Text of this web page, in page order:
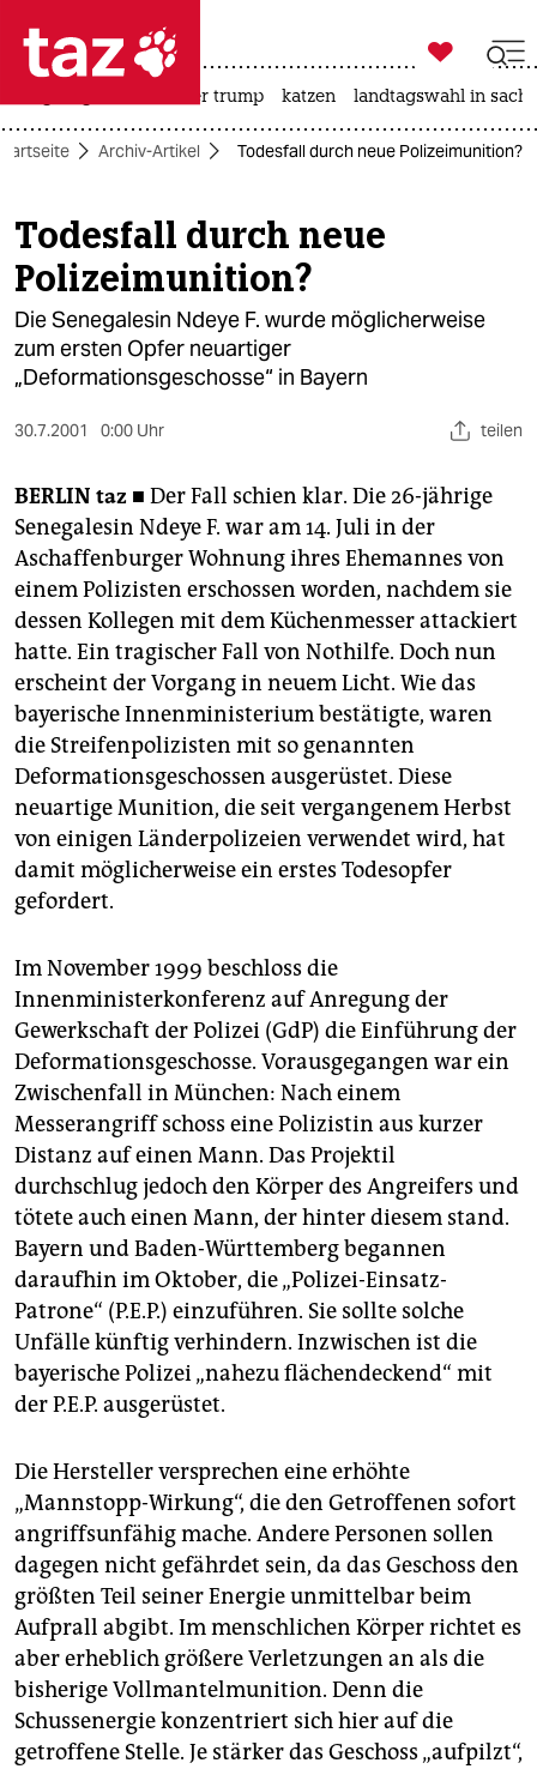
 taz zahl ich
taz zahl ich
themen
politik
öko
gesellschaft
kultur
sport
berlin
nord
wahrheit
verlag
verlag
veranstaltungen
shop
fragen & hilfe
abo
genossenschaft
epaper login

taz zahl ich
usa unter trump katzen landtagswahl in
Archiv-Artikel Todesfall durch neue Polizeimunition?
Todesfall durch neue
Polizeimunition?
Die Senegalesin Ndeye F. wurde möglicherweise
zum ersten Opfer neuartiger
„Deformationsgeschosse“ in Bayern
30.7.2001 0:00 Uhr teilen
BERLIN taz ■ Der Fall schien klar. Die 26-jährige
Senegalesin Ndeye F. war am 14. Juli in der
Aschaffenburger Wohnung ihres Ehemannes von
einem Polizisten erschossen worden, nachdem sie
dessen Kollegen mit dem Küchenmesser attackiert
hatte. Ein tragischer Fall von Nothilfe. Doch nun
erscheint der Vorgang in neuem Licht. Wie das
bayerische Innenministerium bestätigte, waren
die Streifenpolizisten mit so genannten
Deformationsgeschossen ausgerüstet. Diese
neuartige Munition, die seit vergangenem Herbst
von einigen Länderpolizeien verwendet wird, hat
damit möglicherweise ein erstes Todesopfer
gefordert.
Im November 1999 beschloss die
Innenministerkonferenz auf Anregung der
Gewerkschaft der Polizei (GdP) die Einführung der
Deformationsgeschosse. Vorausgegangen war ein
Zwischenfall in München: Nach einem
Messerangriff schoss eine Polizistin aus kurzer
Distanz auf einen Mann. Das Projektil
durchschlug jedoch den Körper des Angreifers und
tötete auch einen Mann, der hinter diesem stand.
Bayern und Baden-Württemberg begannen
daraufhin im Oktober, die „Polizei-Einsatz-
Patrone“ (P.E.P.) einzuführen. Sie sollte solche
Unfälle künftig verhindern. Inzwischen ist die
bayerische Polizei „nahezu flächendeckend“ mit
der P.E.P. ausgerüstet.
Die Hersteller versprechen eine erhöhte
„Mannstopp-Wirkung“, die den Getroffenen sofort
angriffsunfähig mache. Andere Personen sollen
dagegen nicht gefährdet sein, da das Geschoss den
größten Teil seiner Energie unmittelbar beim
Aufprall abgibt. Im menschlichen Körper richtet es
aber erheblich größere Verletzungen an als die
bisherige Vollmantelmunition. Denn die
Schussenergie konzentriert sich hier auf die
getroffene Stelle. Je stärker das Geschoss „aufpilzt“,